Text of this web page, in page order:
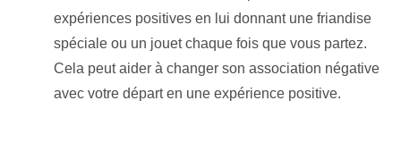
expériences positives en lui donnant une friandise
spéciale ou un jouet chaque fois que vous partez.
Cela peut aider à changer son association négative
avec votre départ en une expérience positive.